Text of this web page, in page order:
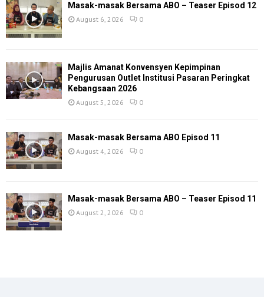
Masak-masak Bersama ABO – Teaser Episod 12
August 6, 2026 0
Majlis Amanat Konvensyen Kepimpinan
Pengurusan Outlet Institusi Pasaran Peringkat
Kebangsaan 2026
August 5, 2026 0
Masak-masak Bersama ABO Episod 11
August 4, 2026 0
Masak-masak Bersama ABO – Teaser Episod 11
August 2, 2026 0